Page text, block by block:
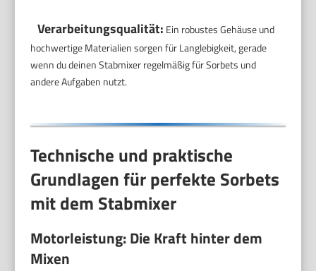
Verarbeitungsqualität: Ein robustes Gehäuse und
hochwertige Materialien sorgen für Langlebigkeit, gerade
wenn du deinen Stabmixer regelmäßig für Sorbets und
andere Aufgaben nutzt.
Technische und praktische
Grundlagen für perfekte Sorbets
mit dem Stabmixer
Motorleistung: Die Kraft hinter dem
Mixen